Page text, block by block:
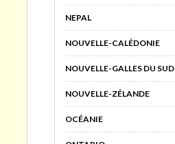
NEPAL
NOUVELLE-CALÉDONIE
NOUVELLE-GALLES DU SUD
NOUVELLE-ZÉLANDE
OCÉANIE